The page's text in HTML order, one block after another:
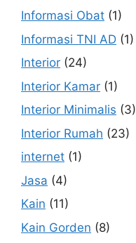
Informasi Obat (1)
Informasi TNI AD (1)
Interior (24)
Interior Kamar (1)
Interior Minimalis (3)
Interior Rumah (23)
internet (1)
Jasa (4)
Kain (11)
Kain Gorden (8)